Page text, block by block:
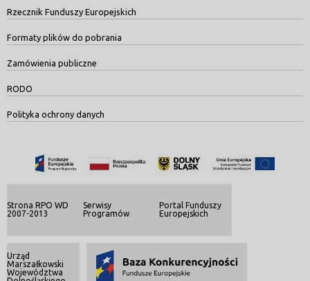
Rzecznik Funduszy Europejskich
Formaty plików do pobrania
Zamówienia publiczne
RODO
Polityka ochrony danych
Strona RPO WD
2007-2013
Serwisy
Programów
Portal Funduszy
Europejskich
Urząd
Marszałkowski
Województwa